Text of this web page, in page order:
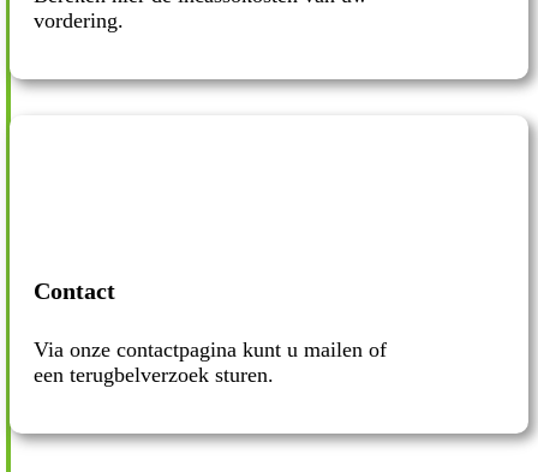
vordering.
Contact
Via onze contactpagina kunt u mailen of
een terugbelverzoek sturen.